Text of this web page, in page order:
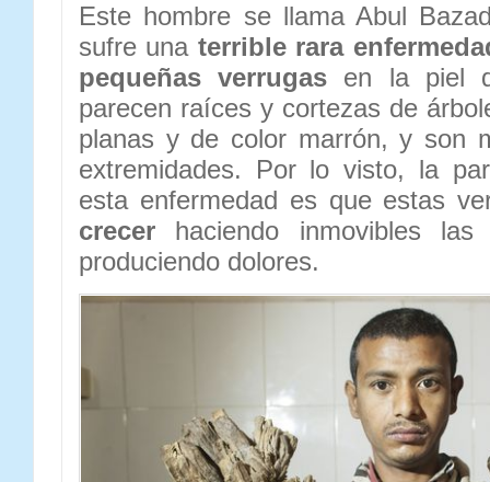
Este hombre se llama Abul
sufre una terrible rara
pequeñas verrugas en la piel
parecen raíces y cortezas de
planas y de color marrón, y son
extremidades. Por lo visto, la
esta enfermedad es que estas
crecer haciendo inmovibles
produciendo dolores.